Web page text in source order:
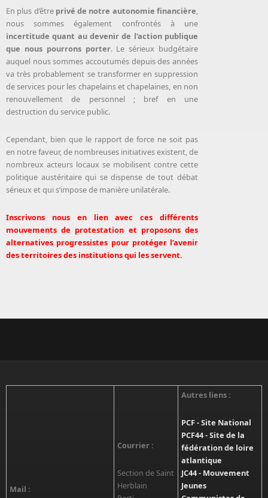
En plus d’être privé de notre autonomie financière,
nous sommes également confrontés à une
incertitude quant au devenir de l’action publique
que nous pourrons porter. Le sérieux budgétaire
auquel nous sommes accoutumés depuis des années
va très probablement se transformer en suppression
de services pour les chapelains et chapelaines, en non
renouvellement de personnel ; bref en une
destruction du service public.
Cependant, bien que le rapport de force ne soit pas
en notre faveur, de nombreuses initiatives existent, de
nombreux acteurs locaux se mobilisent contre cette
politique austéritaire qui se dispense de tout débat
sérieux et qui s’impose de manière unilatérale.
Inscrivons nous en lien avec ces différents
mouvements de protestation et proposons des
alternatives progressistes pour protéger l’avenir
des territoires des institutions qui les servent.
Mail :
Courrier :
Section de Saint
Herblain
Autres liens :
PCF - Site National
PCF44 - Site de la
fédération de loire
atlantique
JC44 - Mouvement
Jeunes